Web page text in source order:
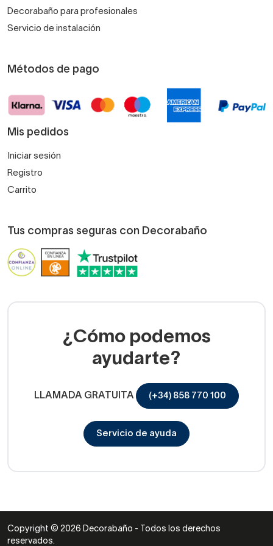
Decorabaño para profesionales
Servicio de instalación
Métodos de pago
Mis pedidos
Iniciar sesión
Registro
Carrito
Tus compras seguras con Decorabaño
¿Cómo podemos
ayudarte?
LLAMADA GRATUITA (+34) 858 770 100
Servicio de ayuda
Copyright © 2026 Decorabaño - Todos los derechos
reservados.